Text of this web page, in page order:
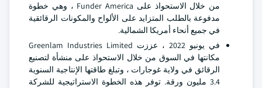
من خلال الاستحواذ على Funder America ، وهي خطوة
مدفوعة بالطلب المتزايد على الألواح والمكونات الرقائقية
في جميع أنحاء أمريكا الشمالية.
في يونيو 2022 ، عززت Greenlam Industries Limited
مكانتها في السوق من خلال الاستحواذ على منشأة لتصنيع
الرقائق في ولاية غوجارات ، وتبلغ طاقتها الإنتاجية السنوية
3.4 مليون ورقة. توفر هذه الخطوة الاستراتيجية للشركة